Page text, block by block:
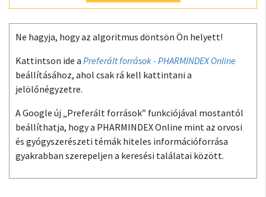
Ne hagyja, hogy az algoritmus döntsön Ön helyett!
Kattintson ide a Preferált források - PHARMINDEX Online
beállításához, ahol csak rá kell kattintani a
jelölőnégyzetre.
A Google új „Preferált források” funkciójával mostantól
beállíthatja, hogy a PHARMINDEX Online mint az orvosi
és gyógyszerészeti témák hiteles információforrása
gyakrabban szerepeljen a keresési találatai között.